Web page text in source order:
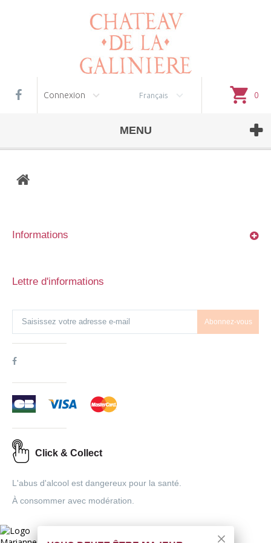
Français 0
Connexion
MENU
Informations
Lettre d'informations
Abonnez-vous
Click & Collect
L'abus d'alcool est dangereux pour la santé.
À consommer avec modération.